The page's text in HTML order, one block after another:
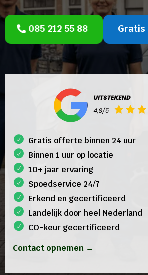
085 212 55 88
Gratis offerte binnen 24 uur
Binnen 1 uur op locatie
10+ jaar ervaring
Spoedservice 24/7
Erkend en gecertificeerd
Landelijk door heel Nederland
CO-keur gecertificeerd
Contact opnemen →